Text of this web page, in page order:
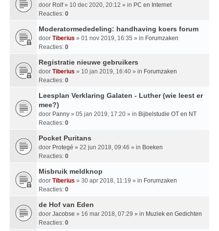
door Rolf» 10 dec 2020, 20:12 » in PC en Internet
Reacties: 0
Moderatormededeling: handhaving koers forum
door Tiberius » 01 nov 2019, 16:35 » in Forumzaken
Reacties: 0
Registratie nieuwe gebruikers
door Tiberius » 10 jan 2019, 16:40 » in Forumzaken
Reacties: 0
Leesplan Verklaring Galaten - Luther (wie leest er
mee?)
door Panny » 05 jan 2019, 17:20 » in Bijbelstudie OT en NT
Reacties: 0
Pocket Puritans
door Protegé » 22 jun 2018, 09:46 » in Boeken
Reacties: 0
Misbruik meldknop
door Tiberius » 30 apr 2018, 11:19 » in Forumzaken
Reacties: 0
de Hof van Eden
door Jacobse » 16 mar 2018, 07:29 » in Muziek en Gedichten
Reacties: 0